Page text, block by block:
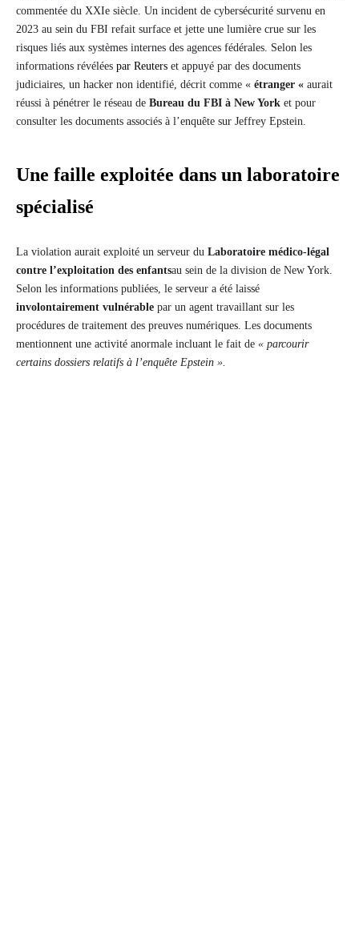
commentée du XXIe siècle. Un incident de cybersécurité survenu en
2023 au sein du FBI refait surface et jette une lumière crue sur les
risques liés aux systèmes internes des agences fédérales. Selon les
informations révélées par Reuters et appuyé par des documents
judiciaires, un hacker non identifié, décrit comme « étranger « aurait
réussi à pénétrer le réseau de Bureau du FBI à New York et pour
consulter les documents associés à l’enquête sur Jeffrey Epstein.
Une faille exploitée dans un laboratoire
spécialisé
La violation aurait exploité un serveur du Laboratoire médico-légal
contre l’exploitation des enfantsau sein de la division de New York.
Selon les informations publiées, le serveur a été laissé
involontairement vulnérable par un agent travaillant sur les
procédures de traitement des preuves numériques. Les documents
mentionnent une activité anormale incluant le fait de « parcourir
certains dossiers relatifs à l’enquête Epstein ».